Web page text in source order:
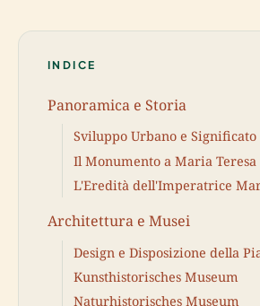
INDICE
Panoramica e Storia
Sviluppo Urbano e Significato
Il Monumento a Maria Teresa
L'Eredità dell'Imperatrice
Architettura e Musei
Design e Disposizione della
Kunsthistorisches Museum
Naturhistorisches Museum